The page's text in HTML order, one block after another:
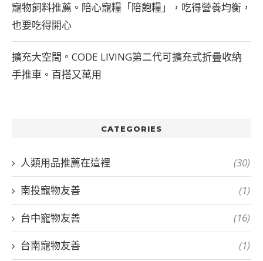
寵物飼料推薦。陪心寵糧「陪飽糧」，吃得營養均衡，
也要吃得開心
擴充大空間。CODE LIVING第二代可擴充式折疊收納
手推車。百搭又萬用
CATEGORIES
人類用品推薦在這裡 (30)
南投寵物友善 (1)
台中寵物友善 (16)
台南寵物友善 (1)